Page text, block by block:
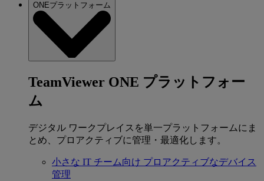
ONEプラットフォーム
TeamViewer ONE プラットフォー
ム
デジタル ワークプレイスを単一プラットフォームにま
とめ、プロアクティブに管理・最適化します。
小さな IT チーム向け プロアクティブなデバイス
管理